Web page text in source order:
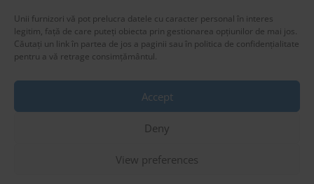
Unii furnizori vă pot prelucra datele cu caracter personal în interes
legitim, față de care puteți obiecta prin gestionarea opțiunilor de mai jos.
Căutați un link în partea de jos a paginii sau în politica de confidențialitate
pentru a vă retrage consimțământul.
Accept
Deny
View preferences
Copyright © 2025 www.RomaniaSweetRomania.com
Theme: Express News By
Adore Themes
Privacy & Cookies: This site uses cookies. By continuing to use this
To find out more, including how to control cookies, see here: